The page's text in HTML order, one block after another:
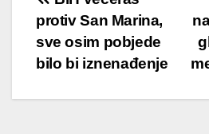
navigation
protiv San Marina,
sve osim pobjede
bilo bi iznenađenje